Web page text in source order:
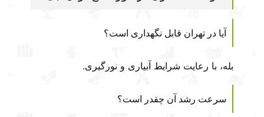
آیا در تهران قابل نگهداری است؟
بله، با رعایت شرایط آبیاری و نورگیری.
سرعت رشد آن چقدر است؟